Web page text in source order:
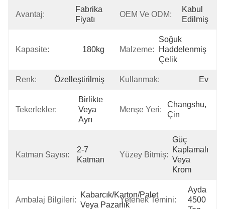
Avantaj:
Fabrika
Fiyatı
OEM Ve ODM:
Kabul
Edilmiş
Kapasite: 180kg Malzeme:
Soğuk
Haddelenmiş
Çelik
Renk: Özelleştirilmiş Kullanmak: Ev
Tekerlekler:
Birlikte
Veya
Ayrı
Menşe Yeri:
Changshu,
Çin
Katman Sayısı:
2-7
Katman
Yüzey Bitmiş:
Güç
Kaplamalı
Veya
Krom
Ambalaj Bilgileri:
Kabarcık/karton/palet
Veya Pazarlık
Yetenek Temini:
Ayda
4500